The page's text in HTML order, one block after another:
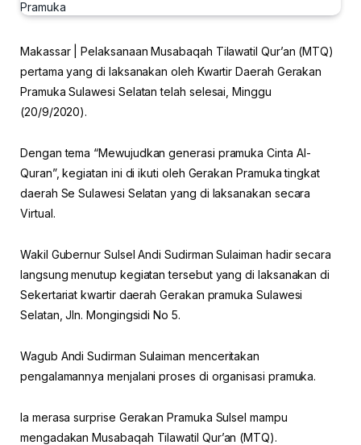
Makassar | Pelaksanaan Musabaqah Tilawatil Qur’an (MTQ)
pertama yang di laksanakan oleh Kwartir Daerah Gerakan
Pramuka Sulawesi Selatan telah selesai, Minggu
(20/9/2020).
Dengan tema “Mewujudkan generasi pramuka Cinta Al-
Quran”, kegiatan ini di ikuti oleh Gerakan Pramuka tingkat
daerah Se Sulawesi Selatan yang di laksanakan secara
Virtual.
Wakil Gubernur Sulsel Andi Sudirman Sulaiman hadir secara
langsung menutup kegiatan tersebut yang di laksanakan di
Sekertariat kwartir daerah Gerakan pramuka Sulawesi
Selatan, Jln. Mongingsidi No 5.
Wagub Andi Sudirman Sulaiman menceritakan
pengalamannya menjalani proses di organisasi pramuka.
Ia merasa surprise Gerakan Pramuka Sulsel mampu
mengadakan Musabaqah Tilawatil Qur’an (MTQ).